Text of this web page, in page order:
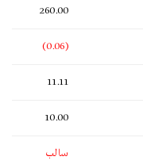
260.00
(0.06)
11.11
10.00
سالب